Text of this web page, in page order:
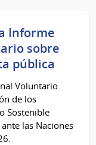
Informe
sobre
pública
Voluntario
de los
Sostenible
las Naciones